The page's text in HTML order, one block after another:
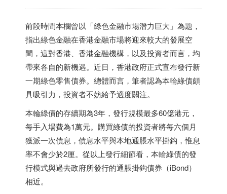
前段時間本欄曾以「綠色金融市場潛力巨大」為題，
指出綠色金融在香港金融市場將迎來較大的發展空
間，這對香港、香港金融機構，以及投資者而言，均
帶來各自的新機遇。近日，香港政府正式宣布發行新
一期綠色零售債券。總體而言，筆者認為本輪綠債頗
具吸引力，投資者不妨給予適度關注。
本輪綠債的存續期為3年，發行規模最多60億港元，
每手入場費為1萬元。購買綠債的投資者將每六個月
獲派一次債息，債息水平與本地通脹水平掛鈎，惟息
率不會少於2厘。從以上發行細節看，本輪綠債的發
行模式與過去政府所發行的通脹掛鈎債券（iBond）
相近。